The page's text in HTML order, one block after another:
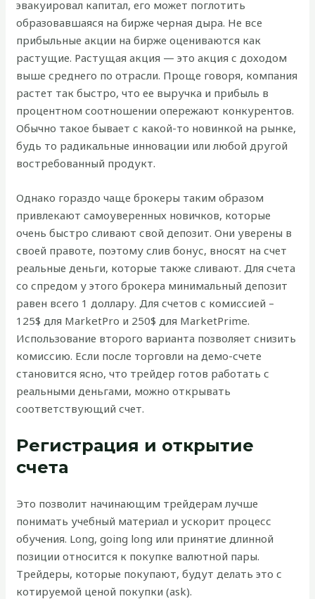
эвакуировал капитал, его может поглотить
образовавшаяся на бирже черная дыра. Не все
прибыльные акции на бирже оцениваются как
растущие. Растущая акция — это акция с доходом
выше среднего по отрасли. Проще говоря, компания
растет так быстро, что ее выручка и прибыль в
процентном соотношении опережают конкурентов.
Обычно такое бывает с какой-то новинкой на рынке,
будь то радикальные инновации или любой другой
востребованный продукт.
Однако гораздо чаще брокеры таким образом
привлекают самоуверенных новичков, которые
очень быстро сливают свой депозит. Они уверены в
своей правоте, поэтому слив бонус, вносят на счет
реальные деньги, которые также сливают. Для счета
со спредом у этого брокера минимальный депозит
равен всего 1 доллару. Для счетов с комиссией –
125$ для MarketPro и 250$ для MarketPrime.
Использование второго варианта позволяет снизить
комиссию. Если после торговли на демо-счете
становится ясно, что трейдер готов работать с
реальными деньгами, можно открывать
соответствующий счет.
Регистрация и открытие
счета
Это позволит начинающим трейдерам лучше
понимать учебный материал и ускорит процесс
обучения. Long, going long или принятие длинной
позиции относится к покупке валютной пары.
Трейдеры, которые покупают, будут делать это с
котируемой ценой покупки (ask).